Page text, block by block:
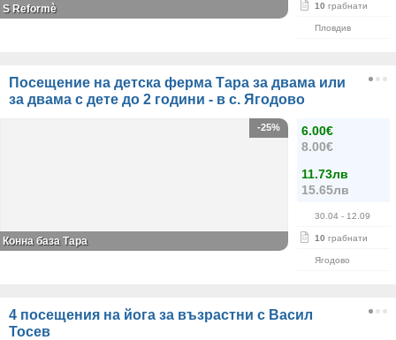
10 грабнати
Пловдив
S Reformè
Посещение на детска ферма Тара за двама или
за двама с дете до 2 години - в с. Ягодово
6.00€
8.00€
11.73лв
15.65лв
30.04 - 12.09
10 грабнати
Ягодово
-25%
Конна база Тара
4 посещения на йога за възрастни с Васил
Тосев